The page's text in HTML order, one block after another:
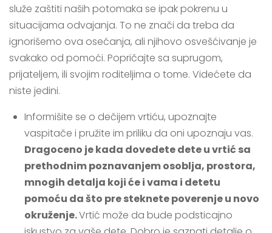
služe zaštiti naših potomaka se ipak pokrenu u
situacijama odvajanja. To ne znači da treba da
ignorišemo ova osećanja, ali njihovo osvešćivanje je
svakako od pomoći. Popričajte sa suprugom,
prijateljem, ili svojim roditeljima o tome. Videćete da
niste jedini.
Informišite se o dečijem vrtiću, upoznajte
vaspitače i pružite im priliku da oni upoznaju vas.
Dragoceno je kada dovedete dete u vrtić sa
prethodnim poznavanjem osoblja, prostora,
mnogih detalja koji će i vama i detetu
pomoću da što pre steknete poverenje u novo
okruženje.Vrtić može da bude podsticajno